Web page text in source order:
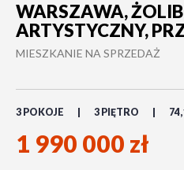
WARSZAWA,
ARTYSTYCZNY,
MIESZKANIE NA SPRZEDAŻ
3 POKOJE 3 PIĘTRO
1 990 000 zł